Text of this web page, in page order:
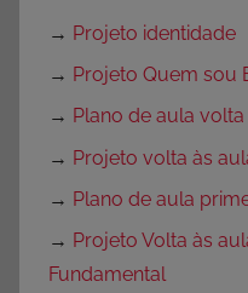
→ Projeto identidade
→ Projeto Quem sou
→ Plano de aula
→ Projeto volta às
→ Plano de aula
→ Projeto Volta às
Fundamental